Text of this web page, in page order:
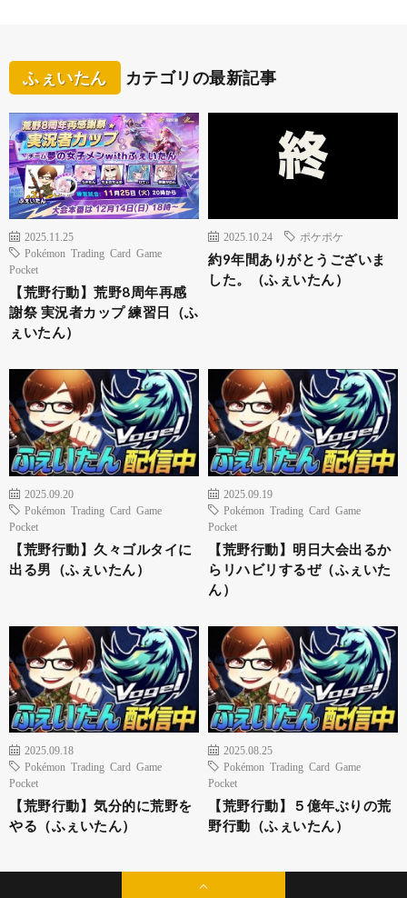
ふぇいたん カテゴリの最新記事
2025.11.25
Pokémon Trading Card Game
Pocket
【荒野行動】荒野8周年再感
謝祭 実況者カップ 練習日（ふ
ぇいたん）
2025.10.24 ポケポケ
約9年間ありがとうございま
した。（ふぇいたん）
2025.09.20
Pokémon Trading Card Game
Pocket
【荒野行動】久々ゴルタイに
出る男（ふぇいたん）
2025.09.19
Pokémon Trading Card Game
Pocket
【荒野行動】明日大会出るか
らリハビリするぜ（ふぇいた
ん）
2025.09.18
Pokémon Trading Card Game
Pocket
【荒野行動】気分的に荒野を
やる（ふぇいたん）
2025.08.25
Pokémon Trading Card Game
Pocket
【荒野行動】５億年ぶりの荒
野行動（ふぇいたん）